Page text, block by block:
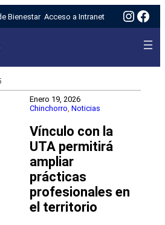
Bienestar Acceso a Intranet
Enero 19, 2026
Chinchorro, Noticias
Vínculo con la
UTA permitirá
ampliar
prácticas
profesionales en
el territorio